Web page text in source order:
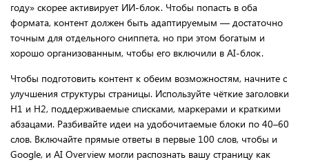
году» скорее активирует ИИ-блок. Чтобы попасть в оба
формата, контент должен быть адаптируемым — достаточно
точным для отдельного сниппета, но при этом богатым и
хорошо организованным, чтобы его включили в AI-блок.
Чтобы подготовить контент к обеим возможностям, начните с
улучшения структуры страницы. Используйте чёткие заголовки
H1 и H2, поддерживаемые списками, маркерами и краткими
абзацами. Разбивайте идеи на удобочитаемые блоки по 40–60
слов. Включайте прямые ответы в первые 100 слов, чтобы и
Google, и AI Overview могли распознать вашу страницу как